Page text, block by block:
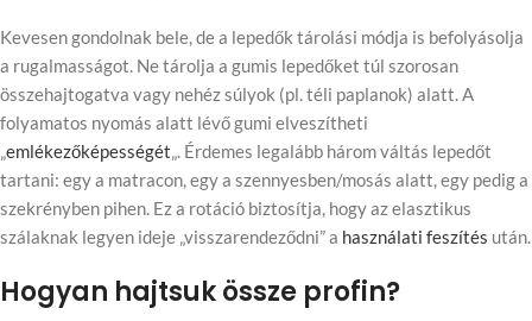
Kevesen gondolnak bele, de a lepedők tárolási módja is befolyásolja
a rugalmasságot. Ne tárolja a gumis lepedőket túl szorosan
összehajtogatva vagy nehéz súlyok (pl. téli paplanok) alatt. A
folyamatos nyomás alatt lévő gumi elveszítheti
„emlékezőképességét„. Érdemes legalább három váltás lepedőt
tartani: egy a matracon, egy a szennyesben/mosás alatt, egy pedig a
szekrényben pihen. Ez a rotáció biztosítja, hogy az elasztikus
szálaknak legyen ideje „visszarendeződni” a használati feszítés után.
Hogyan hajtsuk össze profin?